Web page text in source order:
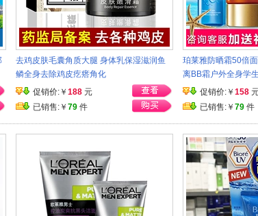
去鸡皮肤毛囊角质大腿 身体乳保湿滋润鱼
鳞全身去除鸡皮疙瘩角化
促销价:￥ 188 元
已销售:￥ 79 件
珀莱雅防晒霜50倍
离BB霜户外全身学
促销价:￥ 158
已销售:￥ 79 件